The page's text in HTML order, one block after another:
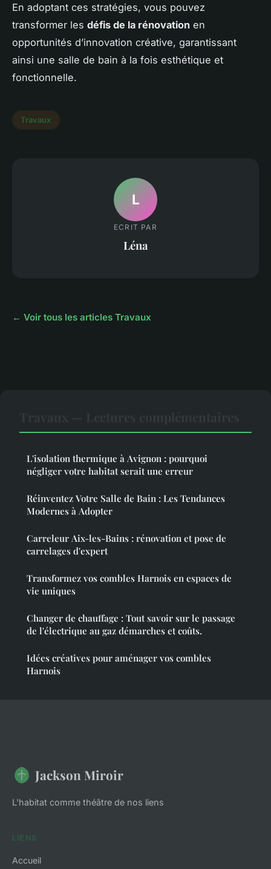
En adoptant ces stratégies, vous pouvez
transformer les défis de la rénovation en
opportunités d’innovation créative, garantissant
ainsi une salle de bain à la fois esthétique et
fonctionnelle.
Travaux
L
ECRIT PAR
Léna
← Voir tous les articles Travaux
L'isolation thermique à Avignon : pourquoi
négliger votre habitat serait une erreur
Réinventez Votre Salle de Bain : Les Tendances
Modernes à Adopter
Carreleur Aix-les-Bains : rénovation et pose de
carrelages d'expert
Transformez vos combles Harnois en espaces de
vie uniques
Changer de chauffage : Tout savoir sur le passage
de l'électrique au gaz démarches et coûts.
Idées créatives pour aménager vos combles
Harnois
Jackson Miroir
L'habitat comme théâtre de nos liens
LIENS
Accueil